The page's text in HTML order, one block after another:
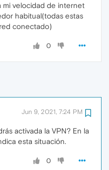
mi velocidad de internet
habitual(todas estas
conectado)
0
Jun 9, 2021, 7:24 PM
activada la VPN? En la
esta situación.
0